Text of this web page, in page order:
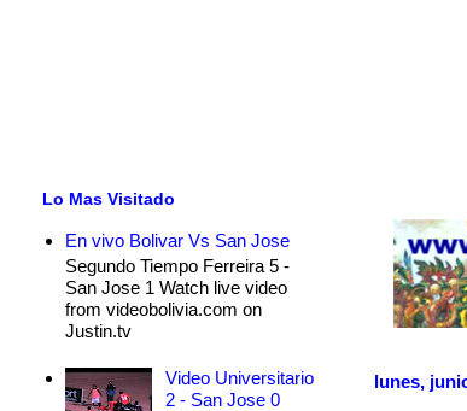
lunes,
Lo Mas Visitado
En vivo Bolivar Vs San Jose
Segundo Tiempo Ferreira 5 -
San Jose 1 Watch live video
from videobolivia.com on
Justin.tv
Video Universitario
2 - San Jose 0